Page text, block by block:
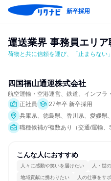
新卒採用
運送業界 事務員エリ
荷物と共に信頼を運び、「止まらない
四国福山通運株式会社
航空運輸・空港運営、鉄道、インフラ
正社員
27年卒 新卒採用
兵庫県、徳島県、香川県、愛媛県
職種候補が複数あり（交通/運輸、
こんな人におすすめ
人々に感動や笑いを届けたい 人・世
地域貢献に携わりたい 人の仕事をサ